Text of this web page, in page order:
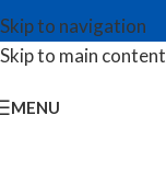
Skip to navigation
Skip to main content
MENU